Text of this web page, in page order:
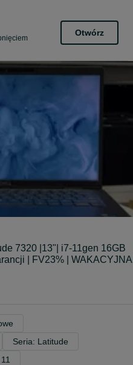
Otwórz
7320 |13"| i7-11gen 16GB
| FV23% | WAKACYJNA
Seria: Latitude